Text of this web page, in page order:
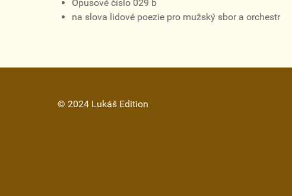
Opusové číslo 029 b
na slova lidové poezie pro mužský sbor a orchestr
© 2024 Lukáš Edition